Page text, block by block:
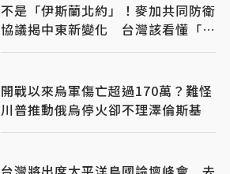
不是「伊斯蘭北約」！麥加共同防衛
協議揭中東新變化 台灣該看懂「多
層次安全」
開戰以來烏軍傷亡超過170萬？難怪
川普推動俄烏停火卻不理澤倫斯基